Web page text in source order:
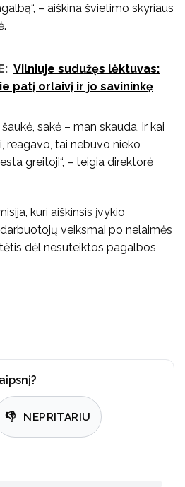
– aiškina švietimo skyriaus
Vilniuje sudužęs lėktuvas:
patį orlaivį ir jo savininkę
sakė – man skauda, ir kai
reagavo, tai nebuvo nieko
greitoji“, – teigia direktorė
kuri aiškinsis įvykio
veiksmai po nelaimės
dėl nesuteiktos pagalbos
👎 NEPRITARIU